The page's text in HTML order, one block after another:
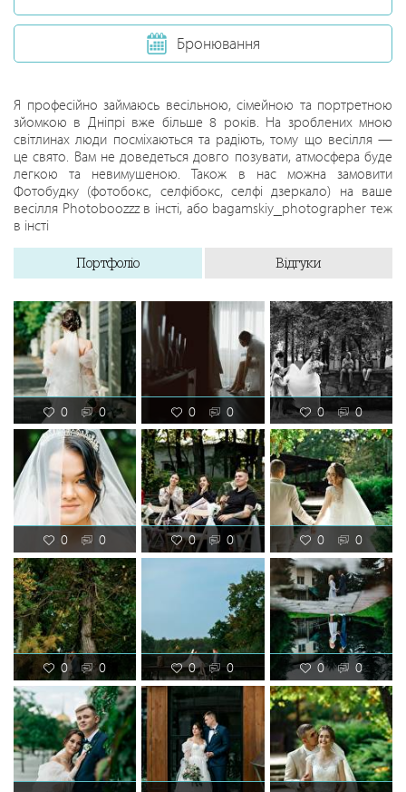
Бронювання
Я професійно займаюсь весільною, сімейною та портретною
зйомкою в Дніпрі вже більше 8 років. На зроблених мною
світлинах люди посміхаються та радіють, тому що весілля —
це свято. Вам не доведеться довго позувати, атмосфера буде
легкою та невимушеною. Також в нас можна замовити
Фотобудку (фотобокс, селфібокс, селфі дзеркало) на ваше
весілля Photoboozzz в інсті, або bagamskiy_photographer теж
в інсті
Портфоліо Відгуки
0 0 0 0 0 0
0 0 0 0 0 0
0 0 0 0 0 0